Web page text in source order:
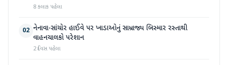
8 કલાક પહેલા
02 નેનાવા-સાંચોર હાઈવે પર ખાડાઓનું સામ્રાજ્ય બિસ્માર રસ્તાથી
વાહનચાલકો પરેશાન
2 દિવસ પહેલા